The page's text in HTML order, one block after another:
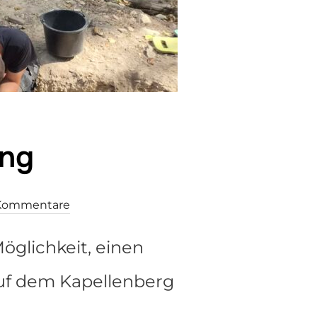
einen
dem Kapellenberg